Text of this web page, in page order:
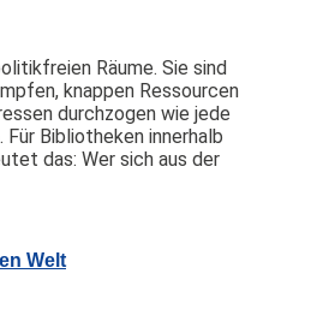
Räume. Sie sind
knappen Ressourcen
durchzogen wie jede
Für Bibliotheken innerhalb
das: Wer sich aus der
Welt